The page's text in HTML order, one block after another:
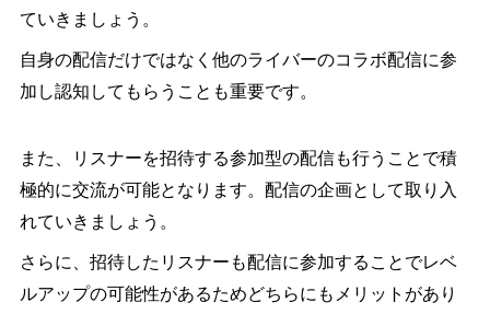
ていきましょう。
自身の配信だけではなく他のライバーのコラボ配信に参
加し認知してもらうことも重要です。
また、リスナーを招待する参加型の配信も行うことで積
極的に交流が可能となります。配信の企画として取り入
れていきましょう。
さらに、招待したリスナーも配信に参加することでレベ
ルアップの可能性があるためどちらにもメリットがあり